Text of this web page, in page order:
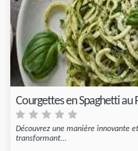
Courgettes en Spaghetti au
Découvrez une manière innovante
transformant...